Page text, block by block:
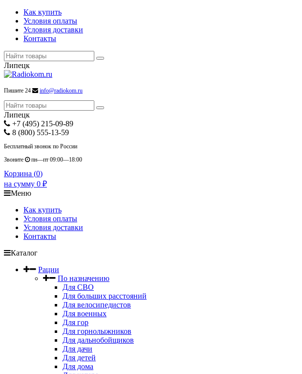
Как купить
Условия оплаты
Условия доставки
Контакты
Липецк
Пишите 24 info@radiokom.ru
Липецк
+7 (495) 215-09-89
8 (800) 555-13-59
Бесплатный звонок по России
Звоните
пн—пт 09:00—18:00
Корзина (0)
на сумму 0 ₽
Меню
Как купить
Условия оплаты
Условия доставки
Контакты
Каталог
Рации
По назначению
Для СВО
Для больших расстояний
Для велосипедистов
Для военных
Для гор
Для горнолыжников
Для дальнобойщиков
Для дачи
Для детей
Для дома